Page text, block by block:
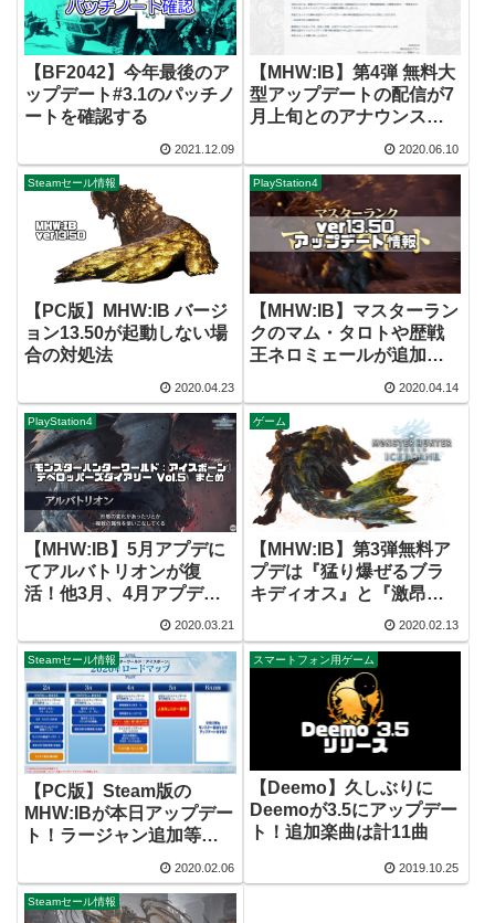
【BF2042】今年最後のア
ップデート#3.1のパッチノ
ートを確認する
2021.12.09
【MHW:IB】第4弾 無料大
型アップデートの配信が7
月上旬とのアナウンスあ
2020.06.10
Steamセール情報
【PC版】MHW:IB バージ
ョン13.50が起動しない場
合の対処法
2020.04.23
PlayStation4
【MHW:IB】マスターラン
クのマム・タロトや歴戦
王ネロミェールが追加さ
確定！
2020.04.14
PlayStation4
【MHW:IB】5月アプデに
てアルバトリオンが復
活！他3月、4月アプデ情
2020.03.21
ゲーム
【MHW:IB】第3弾無料ア
プデは『猛り爆ぜるブラ
キディオス』と『激昂し
たラージャン』の2体！
2020.02.13
Steamセール情報
【PC版】Steam版の
MHW:IBが本日アップデー
ト！ラージャン追加等、
2020年ロードマップも公
開
2020.02.06
スマートフォン用ゲーム
【Deemo】久しぶりに
Deemoが3.5にアップデー
ト！追加楽曲は計11曲
2019.10.25
Steamセール情報